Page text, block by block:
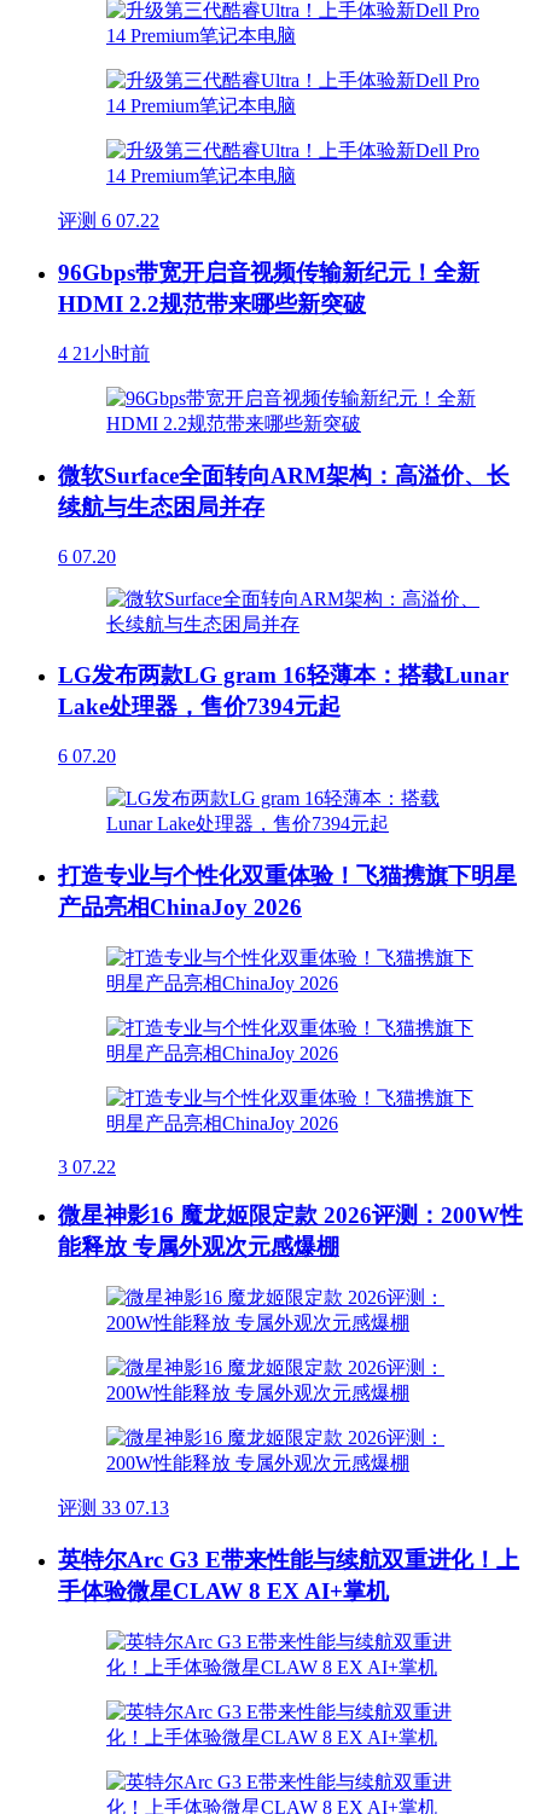
评测 6 07.22
96Gbps带宽开启音视频传输新纪元！全新
HDMI 2.2规范带来哪些新突破
4 21小时前
微软Surface全面转向ARM架构：高溢价、长
续航与生态困局并存
6 07.20
LG发布两款LG gram 16轻薄本：搭载Lunar
Lake处理器，售价7394元起
6 07.20
打造专业与个性化双重体验！飞猫携旗下明星
产品亮相ChinaJoy 2026
3 07.22
微星神影16 魔龙姬限定款 2026评测：200W性
能释放 专属外观次元感爆棚
评测 33 07.13
英特尔Arc G3 E带来性能与续航双重进化！上
手体验微星CLAW 8 EX AI+掌机